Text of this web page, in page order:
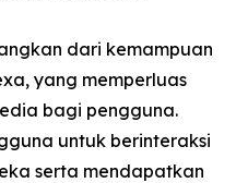
dari kemampuan
yang memperluas
bagi pengguna.
untuk berinteraksi
serta mendapatkan